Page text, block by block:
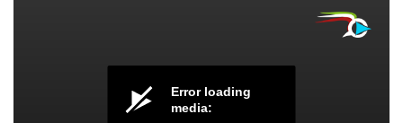
Error loading
media: